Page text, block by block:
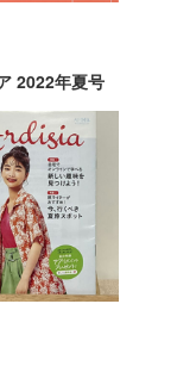
2022年夏号